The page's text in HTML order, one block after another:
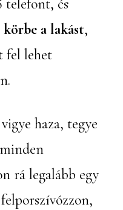
telefont, és
a lakást,
fel lehet
haza, tegye
rá legalább egy